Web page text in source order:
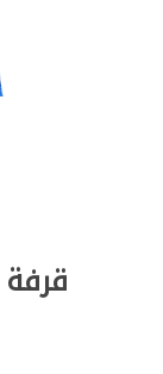
قرفة